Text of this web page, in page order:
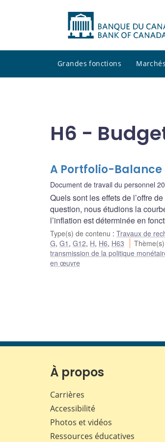
Grandes fonctions Marchés
H6 -
A Portfolio-
Document de travail du personnel
Quels sont les effets de l’offre
question, nous étudions la
l’inflation est déterminée en
Type(s) de contenu : Travaux de
G, G1 , G12, H, H6, H63
transmission de la politique
en œuvre
À propos
Carrières
Accessibilité
Photos et vidéos
Ressources éducatives